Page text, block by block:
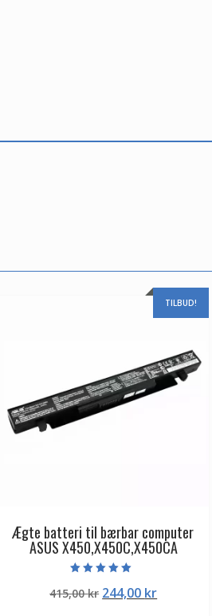
TILBUD!
Ægte batteri til bærbar computer
ASUS X450,X450C,X450CA
5.00
ud af 5
415,00kr Den
244,00 krDen